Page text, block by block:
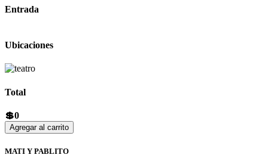
Entrada
Ubicaciones
Total
💲0
Agregar al carrito
MATI Y PABLITO